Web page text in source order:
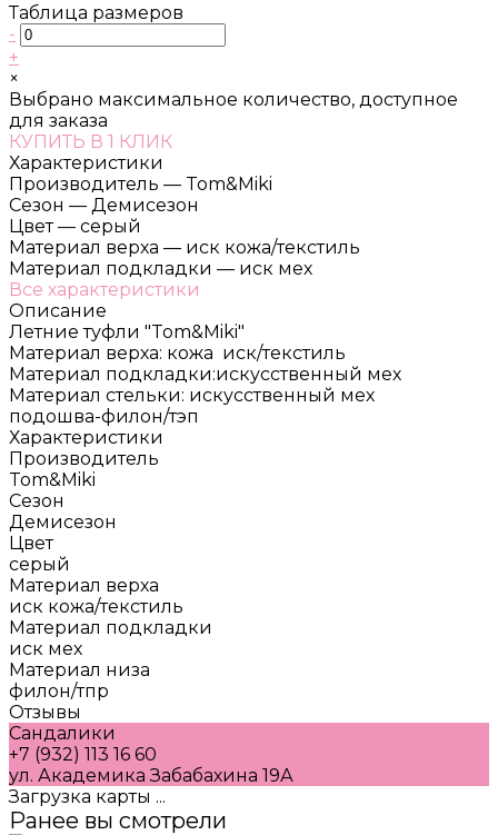
Таблица размеров
-
+
×
Выбрано максимальное количество, доступное
для заказа
КУПИТЬ В 1 КЛИК
Характеристики
Производитель — Tom&Miki
Сезон — Демисезон
Цвет — серый
Материал верха — иск кожа/текстиль
Материал подкладки — иск мех
Все характеристики
Описание
Летние туфли "Tom&Miki"
Материал верха: кожа иск/текстиль
Материал подкладки:искусственный мех
Материал стельки: искусственный мех
подошва-филон/тэп
Характеристики
Производитель
Tom&Miki
Сезон
Демисезон
Цвет
серый
Материал верха
иск кожа/текстиль
Материал подкладки
иск мех
Материал низа
филон/тпр
Отзывы
Сандалики
+7 (932) 113 16 60
ул. Академика Забабахина 19А
Загрузка карты ...
Ранее вы смотрели